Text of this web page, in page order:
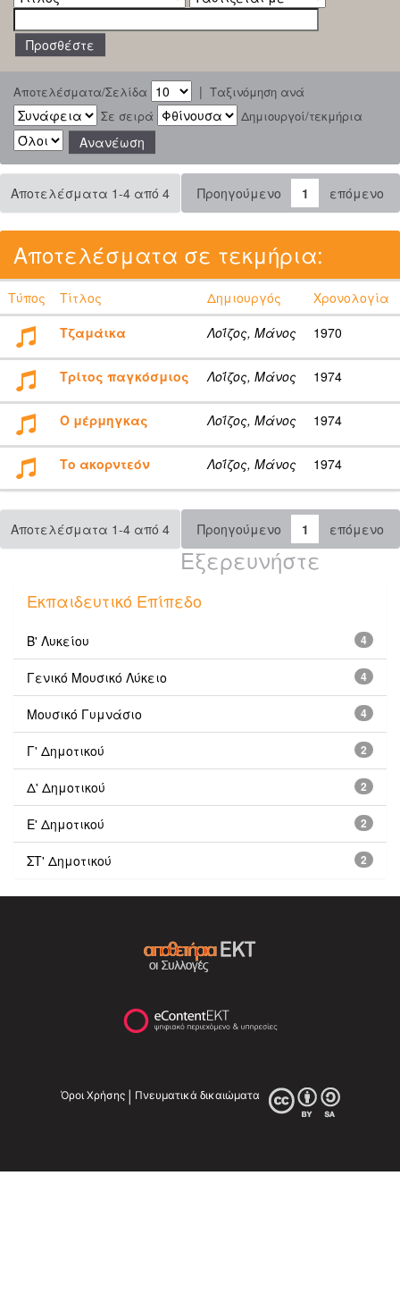
Αποτελέσματα/Σελίδα | Ταξινόμηση ανά
Σε σειρά
Δημιουργοί/τεκμήρια
Αποτελέσματα 1-4 από 4 Προηγούμενο 1 επόμενο
Αποτελέσματα σε τεκμήρια:
Τύπος Τίτλος Δημιουργός
Χρονολογία
Τζαμάικα
Λοΐζος, Μάνος 1970
Τρίτος παγκόσμιος Λοΐζος, Μάνος 1974
Ο μέρμηγκας Λοΐζος, Μάνος 1974
Το ακορντεόν Λοΐζος, Μάνος 1974
Αποτελέσματα 1-4 από 4 Προηγούμενο 1 επόμενο
Εξερευνήστε
Εκπαιδευτικό Επίπεδο
4
Β' Λυκείου
4
Γενικό Μουσικό Λύκειο
4
Μουσικό Γυμνάσιο
2
Γ' Δημοτικού
2
Δ' Δημοτικού
2
Ε' Δημοτικού
2
ΣΤ' Δημοτικού